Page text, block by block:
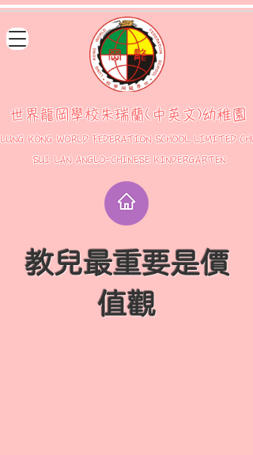
世界龍岡學校朱瑞蘭(中英文)幼稚園
LUNG KONG WORLD FEDERATION SCHOOL LIMITED CHU
SUI LAN ANGLO-CHINESE KINDERGARTEN
教兒最重要是價
值觀